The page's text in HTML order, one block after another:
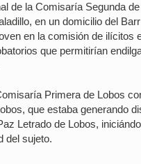
de la Comisaría Segunda
en un domicilio del
en la comisión de
que permitirían
Primera de Lobos
que estaba generando
Letrado de Lobos,
del sujeto.